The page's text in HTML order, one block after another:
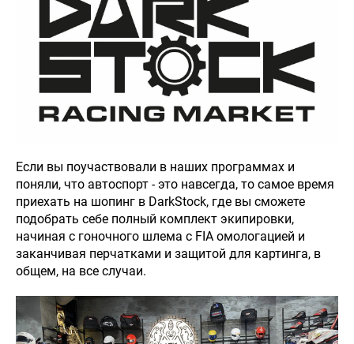
Если вы поучаствовали в наших программах и
поняли, что автоспорт - это навсегда, то самое время
приехать на шопинг в DarkStock, где вы сможете
подобрать себе полный комплект экипировки,
начиная с гоночного шлема с FIA омологацией и
заканчивая перчатками и защитой для картинга, в
общем, на все случаи.